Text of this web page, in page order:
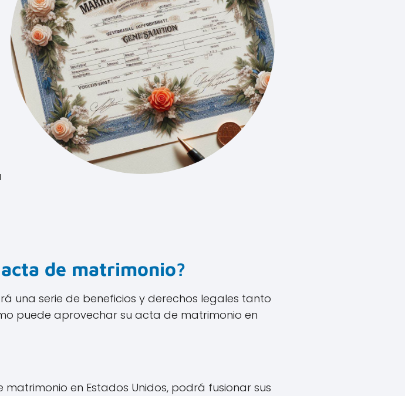
de matrimonio?
una serie de beneficios y derechos legales tanto
puede aprovechar su acta de matrimonio en
en Estados Unidos, podrá fusionar sus